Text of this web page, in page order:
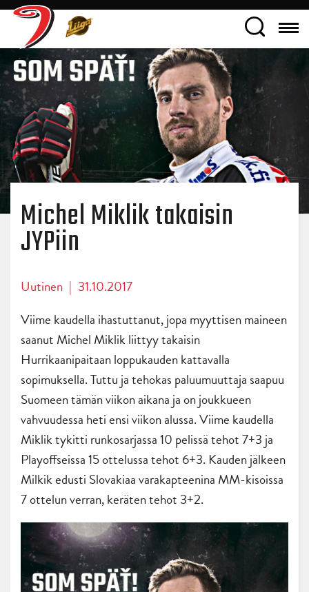
Michel Miklik takaisin
JYPiin
Uutinen | 31.10.2017
Viime kaudella ihastuttanut, jopa myyttisen maineen
saanut Michel Miklik liittyy takaisin
Hurrikaanipaitaan loppukauden kattavalla
sopimuksella. Tuttu ja tehokas paluumuuttaja saapuu
Suomeen tämän viikon aikana ja on joukkueen
vahvuudessa heti ensi viikon alussa. Viime kaudella
Miklik tykitti runkosarjassa 10 pelissä tehot 7+3 ja
Playoffseissa 15 ottelussa tehot 6+3. Kauden jälkeen
Milkik edusti Slovakiaa varakapteenina MM-kisoissa
7 ottelun verran, keräten tehot 3+2.